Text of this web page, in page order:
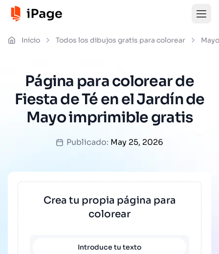
Inicio Todos los dibujos gratis para colorear Mayo
Página para colorear de
Fiesta de Té en el Jardín de
Mayo imprimible gratis
Publicado: May 25, 2026
Crea tu propia página para
colorear
Introduce tu texto